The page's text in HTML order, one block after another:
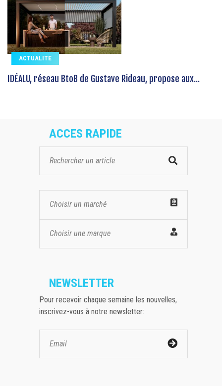
ACTUALITE
IDÉALU, réseau BtoB de Gustave Rideau, propose aux...
ACCES RAPIDE
Choisir un marché
Choisir une marque
NEWSLETTER
Pour recevoir chaque semaine les nouvelles,
inscrivez-vous à notre newsletter: